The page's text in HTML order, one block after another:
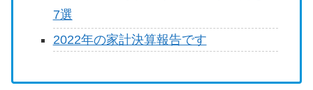
7選
2022年の家計決算報告です